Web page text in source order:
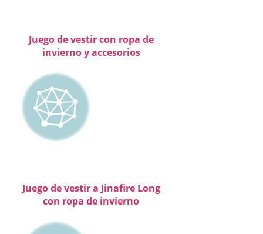
Juego de vestir con ropa de
invierno y accesorios
Juego de vestir a Jinafire Long
con ropa de invierno